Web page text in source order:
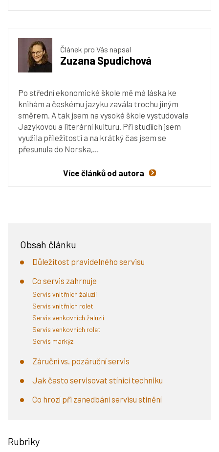
Článek pro Vás napsal
Zuzana Spudichová
Po střední ekonomické škole mě má láska ke
knihám a českému jazyku zavála trochu jiným
směrem. A tak jsem na vysoké škole vystudovala
Jazykovou a literární kulturu. Při studiích jsem
využila příležitosti a na krátký čas jsem se
přesunula do Norska,…
Více článků od autora
Obsah článku
Důležitost pravidelného servisu
Co servis zahrnuje
Servis vnitřních žaluzií
Servis vnitřních rolet
Servis venkovních žaluzií
Servis venkovních rolet
Servis markýz
Záruční vs. pozáruční servis
Jak často servisovat stínicí techniku
Co hrozí při zanedbání servisu stínění
Rubriky